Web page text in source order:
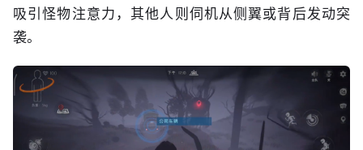
吸引怪物注意力，其他人则伺机从侧翼或背后发动突
袭。